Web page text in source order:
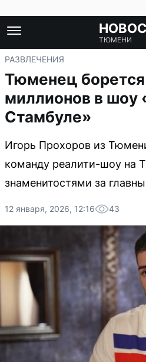
ТЮМЕНИ
РАЗВЛЕЧЕНИЯ
Тюменец борется
миллионов в шоу
Стамбуле»
Игорь Прохоров из
команду реалити-шоу на
знаменитостями за
12 января, 2026, 12:16 43